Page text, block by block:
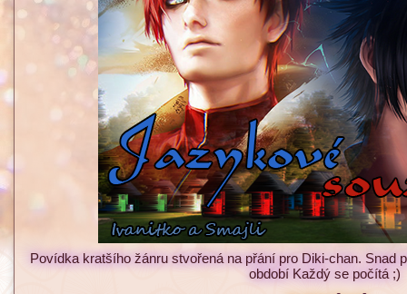
Povídka kratšího žánru stvořená na přání pro Diki-chan. Snad
období Každý se počítá ;)